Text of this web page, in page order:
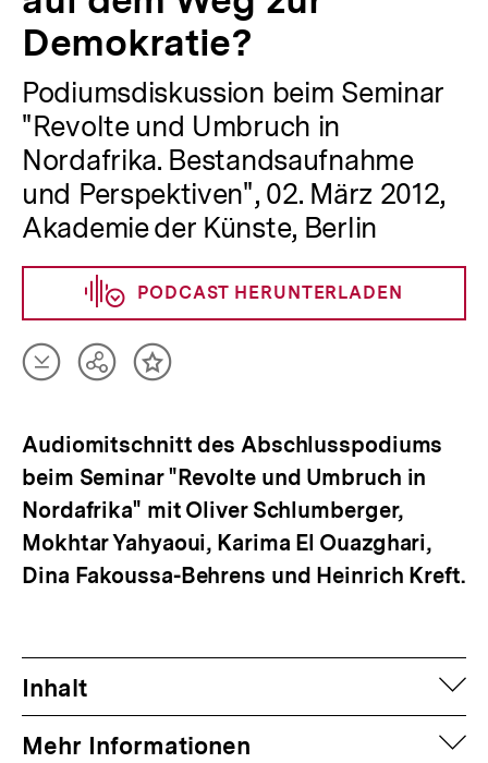
Demokratie?
Podiumsdiskussion beim Seminar
"Revolte und Umbruch in
Nordafrika. Bestandsaufnahme
und Perspektiven", 02. März 2012,
Akademie der Künste, Berlin
PODCAST HERUNTERLADEN
Artikel
herunterladen
TeilenInhalt
Audiomitschnitt des Abschlusspodiums
beim Seminar "Revolte und Umbruch in
Nordafrika" mit Oliver Schlumberger,
Mokhtar Yahyaoui, Karima El Ouazghari,
Dina Fakoussa-Behrens und Heinrich Kreft.
Inhalt
Mehr Informationen